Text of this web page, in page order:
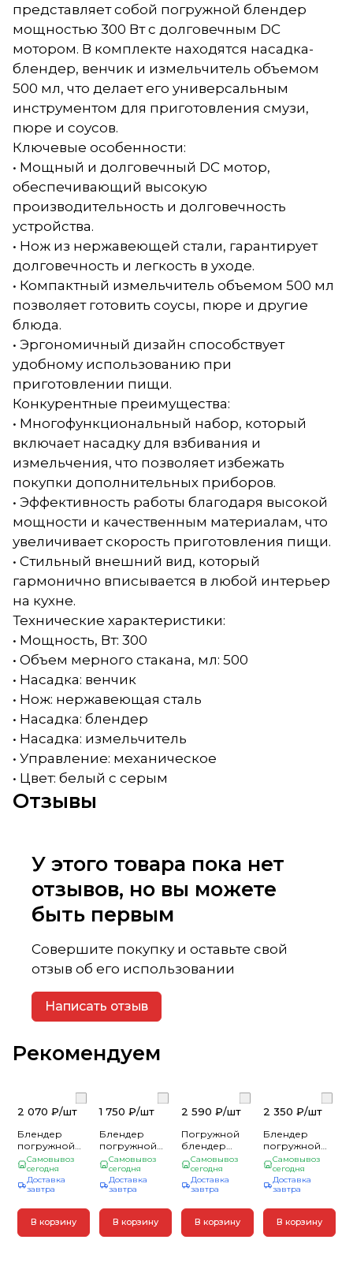
представляет собой погружной блендер
мощностью 300 Вт с долговечным DC
мотором. В комплекте находятся насадка-
блендер, венчик и измельчитель объемом
500 мл, что делает его универсальным
инструментом для приготовления смузи,
пюре и соусов.
Ключевые особенности:
• Мощный и долговечный DC мотор,
обеспечивающий высокую
производительность и долговечность
устройства.
• Нож из нержавеющей стали, гарантирует
долговечность и легкость в уходе.
• Компактный измельчитель объемом 500 мл
позволяет готовить соусы, пюре и другие
блюда.
• Эргономичный дизайн способствует
удобному использованию при
приготовлении пищи.
Конкурентные преимущества:
• Многофункциональный набор, который
включает насадку для взбивания и
измельчения, что позволяет избежать
покупки дополнительных приборов.
• Эффективность работы благодаря высокой
мощности и качественным материалам, что
увеличивает скорость приготовления пищи.
• Стильный внешний вид, который
гармонично вписывается в любой интерьер
на кухне.
Технические характеристики:
• Мощность, Вт: 300
• Объем мерного стакана, мл: 500
• Насадка: венчик
• Нож: нержавеющая сталь
• Насадка: блендер
• Насадка: измельчитель
• Управление: механическое
• Цвет: белый с серым
Отзывы
У этого товара пока нет
отзывов, но вы можете
быть первым
Совершите покупку и оставьте свой
отзыв об его использовании
Написать отзыв
Рекомендуем
2 070 ₽/шт
Блендер
погружной
BRAYER
1243BR, 800
Вт, (_6_)
Самовывоз
сегодня
Доставка
завтра
В корзину
1 750 ₽/шт
Блендер
погружной
BRAYER, 800
Вт, ножи ииз
нерж.стал,
пласт.корп(_1_)
Самовывоз
сегодня
Доставка
завтра
В корзину
2 590 ₽/шт
Погружной
блендер
BRAYER
1253BR , 800
Вт, (_6_)
Самовывоз
сегодня
Доставка
завтра
В корзину
2 350 ₽/шт
Блендер
погружной
BRAYER
1250BR 800 Вт
стакан 700
мл(_1_)
Самовывоз
сегодня
Доставка
завтра
В корзину